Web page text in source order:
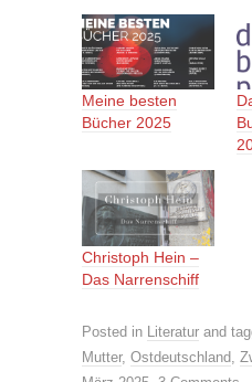
Meine besten
Bücher 2025
Christoph Hein –
Das Narrenschiff
Posted in Literatur and
Mutter, Ostdeutschland